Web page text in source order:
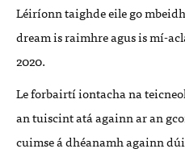
Léiríonn taighde eile go
dream is raimhre agus is mí-
2020.
Le forbairtí iontacha na
an tuiscint atá againn ar an
cuimse á dhéanamh againn